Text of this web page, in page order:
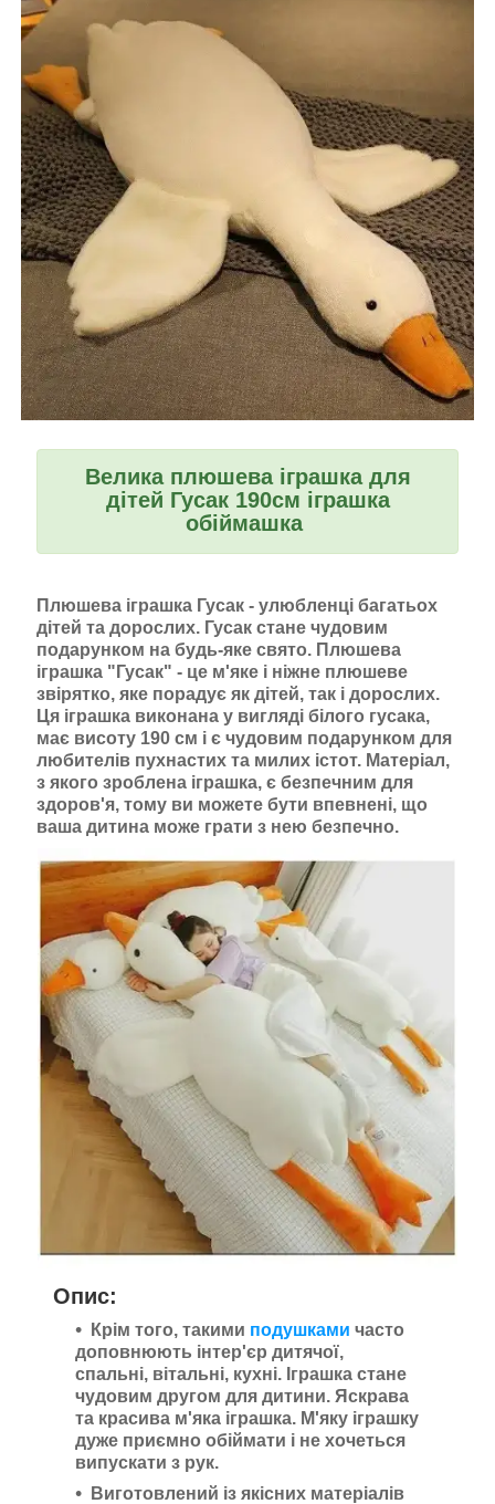
Велика плюшева іграшка для
дітей Гусак 190см іграшка
обіймашка
Плюшева іграшка Гусак - улюбленці багатьох
дітей та дорослих. Гусак стане чудовим
подарунком на будь-яке свято. Плюшева
іграшка "Гусак" - це м'яке і ніжне плюшеве
звірятко, яке порадує як дітей, так і дорослих.
Ця іграшка виконана у вигляді білого гусака,
має висоту 190 см і є чудовим подарунком для
любителів пухнастих та милих істот. Матеріал,
з якого зроблена іграшка, є безпечним для
здоров'я, тому ви можете бути впевнені, що
ваша дитина може грати з нею безпечно.
Опис:
Крім того, такими подушками часто
доповнюють інтер'єр дитячої,
спальні, вітальні, кухні. Іграшка стане
чудовим другом для дитини. Яскрава
та красива м'яка іграшка. М'яку іграшку
дуже приємно обіймати і не хочеться
випускати з рук.
Виготовлений із якісних матеріалів